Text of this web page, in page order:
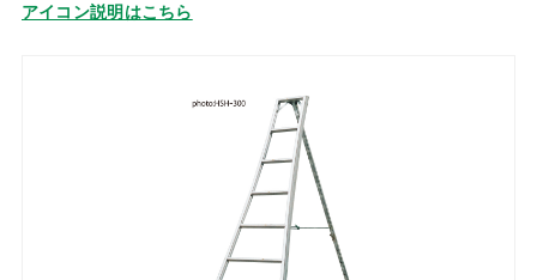
アイコン説明はこちら